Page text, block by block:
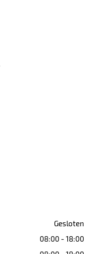
Gesloten
08:00 - 18:00